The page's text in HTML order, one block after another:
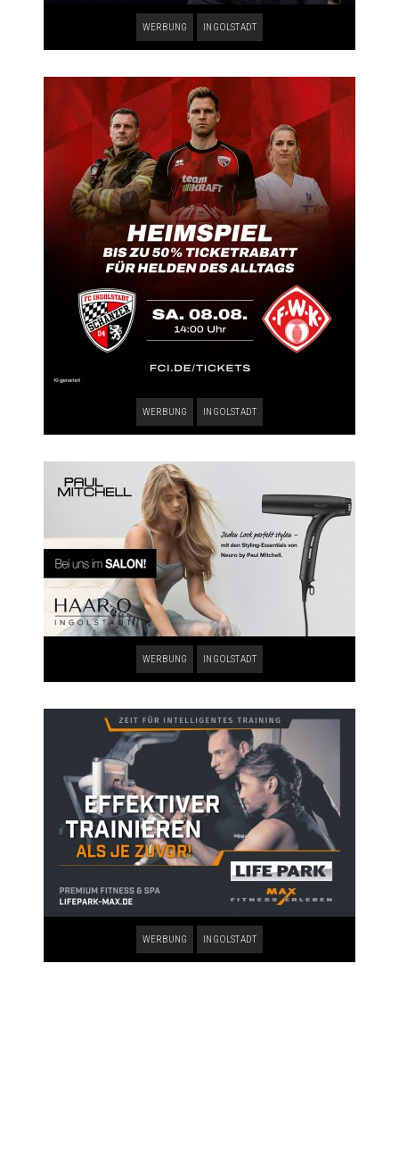
WERBUNG INGOLSTADT
WERBUNG INGOLSTADT
WERBUNG INGOLSTADT
WERBUNG INGOLSTADT